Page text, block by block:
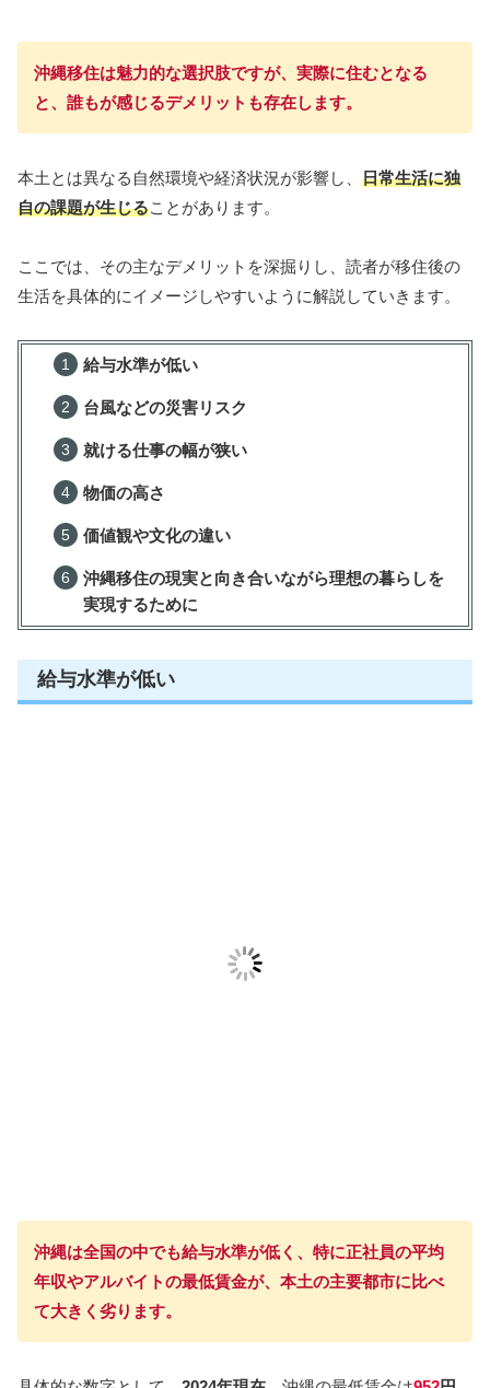
沖縄移住は魅力的な選択肢ですが、実際に住むとなる
と、誰もが感じるデメリットも存在します。
本土とは異なる自然環境や経済状況が影響し、 日常生活に独
自の課題が生じることがあります。
ここでは、その主なデメリットを深掘りし、読者が移住後の
生活を具体的にイメージしやすいように解説していきます。
給与水準が低い
台風などの災害リスク
就ける仕事の幅が狭い
物価の高さ
価値観や文化の違い
沖縄移住の現実と向き合いながら理想の暮らしを
実現するために
給与水準が低い
沖縄は全国の中でも給与水準が低く、特に正社員の平均
年収やアルバイトの最低賃金が、本土の主要都市に比べ
て大きく劣ります。